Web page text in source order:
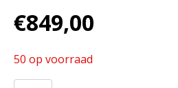
€849,00
50 op voorraad